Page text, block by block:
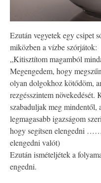
Ezután vegyetek egy csipet
miközben a vízbe szórjátok:
„Kitisztítom magamból
Megengedem, hogy
olyan dolgokhoz kötődöm,
rezgésszintem növekedését.
szabaduljak meg mindentől,
legmagasabb igazságom
hogy segítsen elengedni
elengedni valót)
Ezután ismételjétek a
engedni.